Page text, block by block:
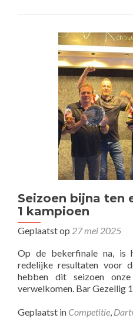
Seizoen bijna ten
1 kampioen
Geplaatst op 27 mei 2025
Op de bekerfinale na, is
redelijke resultaten voor
hebben dit seizoen
verwelkomen. Bar Gezellig 1
Geplaatst in Competitie,